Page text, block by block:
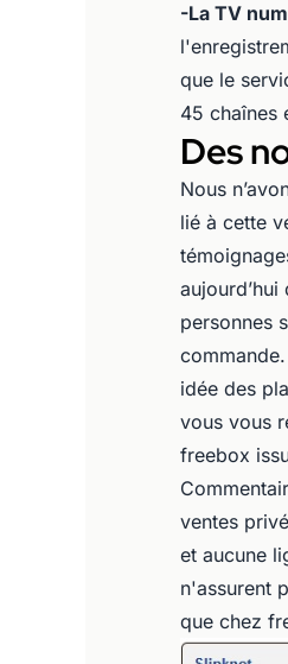
-La TV
que le
45 chaînes
Des
Nous
lié à cette
personnes
idée des
vous vous
freebox
ventes
et aucune
n'assurent
que chez